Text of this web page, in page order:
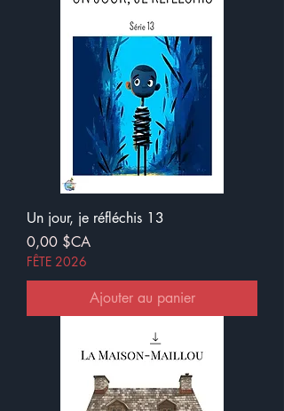
Un jour, je réfléchis 13
Prix
0,00 $CA
FÊTE 2026
Ajouter au panier